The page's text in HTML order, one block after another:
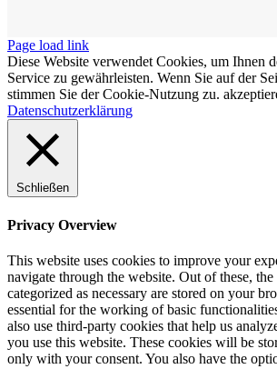
Page load link
Diese Website verwendet Cookies, um Ihnen
Service zu gewährleisten. Wenn Sie auf der
stimmen Sie der Cookie-Nutzung zu.
Datenschutzerklärung
Schließen
Privacy Overview
This website uses cookies to improve your
navigate through the website. Out of these, the
categorized as necessary are stored on your
essential for the working of basic
also use third-party cookies that help us
you use this website. These cookies will be
only with your consent. You also have the